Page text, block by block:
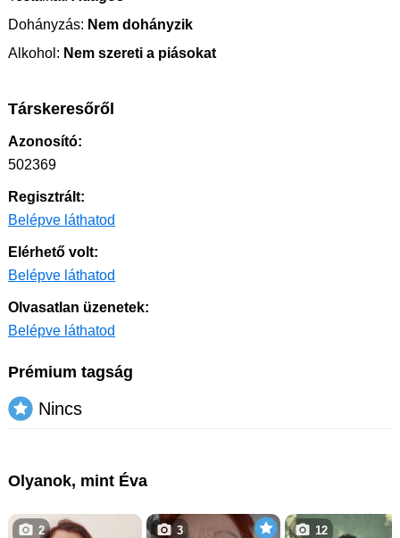
Dohányzás: Nem dohányzik
Alkohol: Nem szereti a piásokat
Társkeresőről
Azonosító:
502369
Regisztrált:
Belépve láthatod
Elérhető volt:
Belépve láthatod
Olvasatlan üzenetek:
Belépve láthatod
Prémium tagság
Nincs
Olyanok, mint Éva
2 3 12